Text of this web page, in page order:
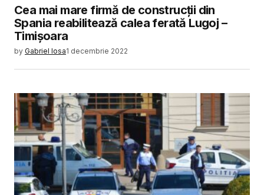
Cea mai mare firmă de construcții din
Spania reabilitează calea ferată Lugoj –
Timișoara
by Gabriel Iosa1 decembrie 2022